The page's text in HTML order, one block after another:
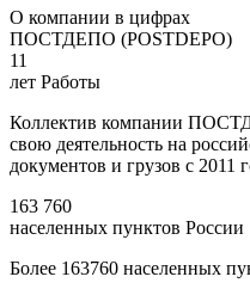
О компании в цифрах
ПОСТДЕПО (POSTDEPO)
11
лет Работы
Коллектив компании
свою деятельность на
документов и грузов с 2011
163 760
населенных пунктов России
Более 163760 населенных